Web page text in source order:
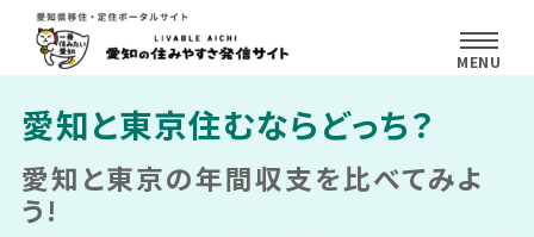
愛知と東京住むならどっち？
愛知と東京の年間収支を比べてみよ
う!